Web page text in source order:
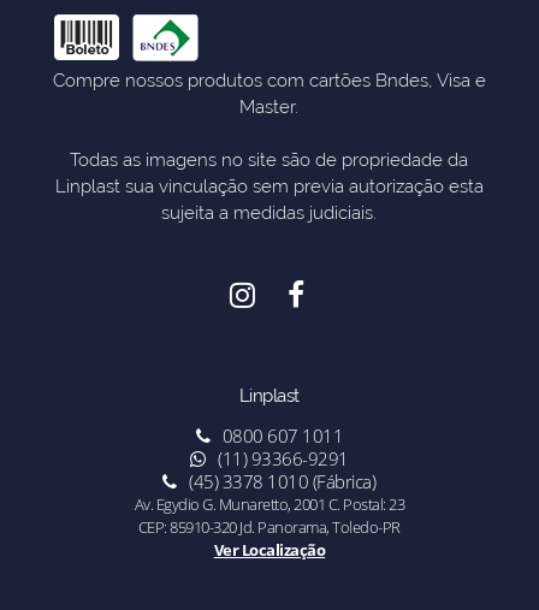
Compre nossos produtos com cartões Bndes, Visa e
Master.
Todas as imagens no site são de propriedade da
Linplast sua vinculação sem previa autorização esta
sujeita a medidas judiciais.
Linplast
0800 607 1011
(11) 93366-9291
(45) 3378 1010 (Fábrica)
Av. Egydio G. Munaretto, 2001 C. Postal: 23
CEP: 85910-320 Jd. Panorama, Toledo-PR
Ver Localização